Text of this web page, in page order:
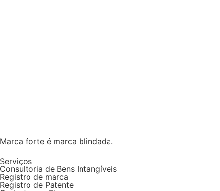
Marca forte é marca blindada.
Serviços
Consultoria de Bens Intangíveis
Registro de marca
Registro de Patente